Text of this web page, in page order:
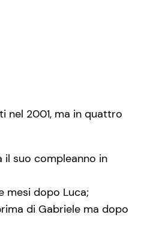
nel 2001, ma in quattro
il suo compleanno in
mesi dopo Luca;
di Gabriele ma dopo